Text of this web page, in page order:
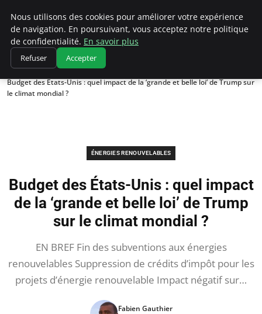
Climatedebtagents
Accueil
Énergies Renouvelables
Budget des États-Unis : quel impact de la ‘grande et belle loi’ de Trump sur
le climat mondial ?
ÉNERGIES RENOUVELABLES
Budget des États-Unis : quel impact
de la ‘grande et belle loi’ de Trump
sur le climat mondial ?
EN BREF Fin des subventions aux énergies
renouvelables Suppression de crédits d’impôt pour les
projets d’énergie renouvelable Impact négatif sur…
Fabien Gauthier
Nous utilisons des cookies pour améliorer votre expérience
de navigation. En poursuivant, vous acceptez notre politique
de confidentialité. En savoir plus
Refuser Accepter